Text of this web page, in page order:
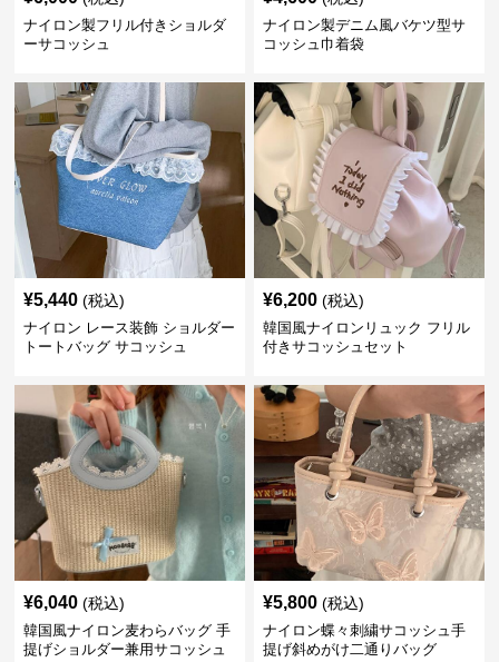
ナイロン製フリル付きショルダ
ーサコッシュ
ナイロン製デニム風バケツ型サ
コッシュ巾着袋
¥5,440 (税込)
ナイロン レース装飾 ショルダー
トートバッグ サコッシュ
¥6,200 (税込)
韓国風ナイロンリュック フリル
付きサコッシュセット
¥6,040 (税込)
韓国風ナイロン麦わらバッグ 手
提げショルダー兼用サコッシュ
¥5,800 (税込)
ナイロン蝶々刺繍サコッシュ手
提げ斜めがけ二通りバッグ